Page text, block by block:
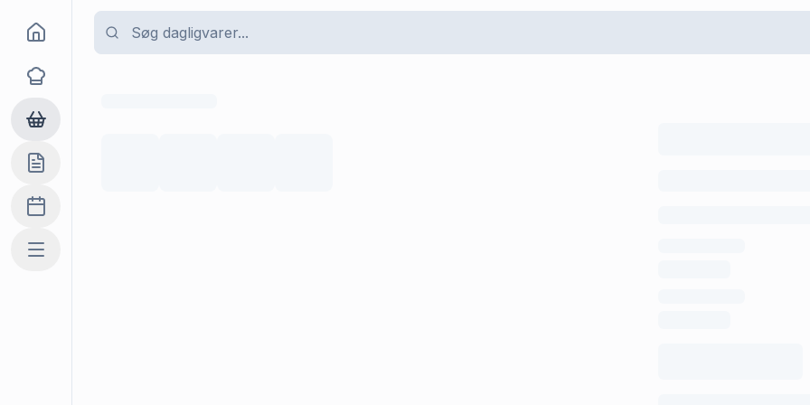
Goma
Opskrifter
Dagligvarer
Indkøbslisten
Madplan
Mere